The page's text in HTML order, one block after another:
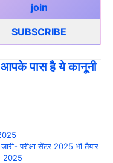
join
SUBSCRIBE
आपके पास है ये कानूनी
परीक्षा सेंटर 2025 भी तैयार
2025